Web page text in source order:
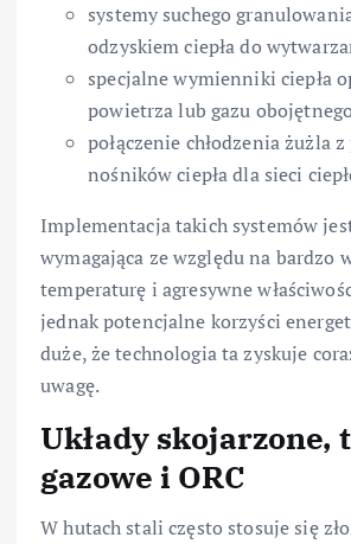
systemy suchego
odzyskiem ciepła do
specjalne wymienniki ciepła
powietrza lub gazu
połączenie chłodzenia żużla
nośników ciepła dla sieci
Implementacja takich systemów
wymagająca ze względu na bardzo
temperaturę i agresywne
jednak potencjalne korzyści
duże, że technologia ta zyskuje
uwagę.
Układy
gazowe i ORC
W hutach stali często stosuje się